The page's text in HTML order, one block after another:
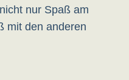
nur Spaß am
mit den anderen